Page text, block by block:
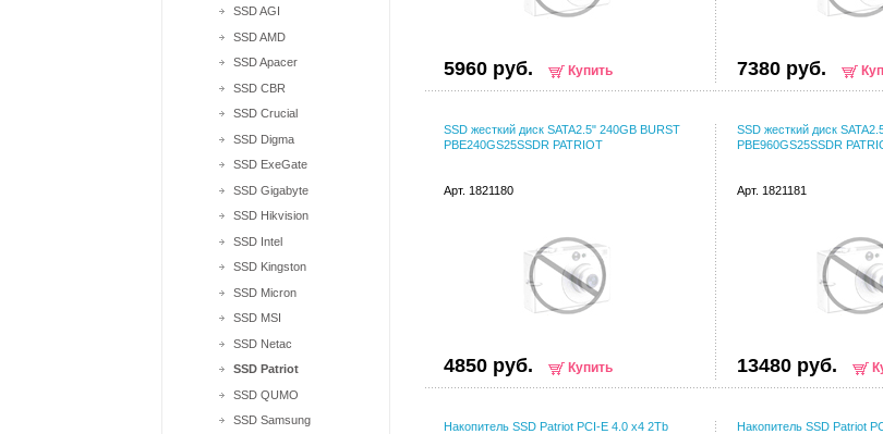
5960 руб. Купить 7380 руб.
SSD жесткий диск SATA2.5" 240GB BURST
PBE240GS25SSDR PATRIOT
Арт. 1821180
4850 руб. Купить
SSD жесткий диск
PBE960GS25SSDR
Арт. 1821181
13480 руб.
Накопитель SSD Patriot PCI-E 4.0 x4 2Tb
Накопитель SSD Patriot
SSD AGI
SSD AMD
SSD Apacer
SSD CBR
SSD Crucial
SSD Digma
SSD ExeGate
SSD Gigabyte
SSD Hikvision
SSD Intel
SSD Kingston
SSD Micron
SSD MSI
SSD Netac
SSD Patriot
SSD QUMO
SSD Samsung